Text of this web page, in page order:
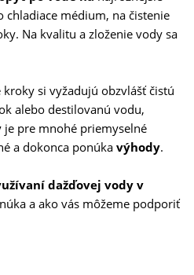
chladiace médium, na čistenie
Na kvalitu a zloženie vody sa
si vyžadujú obzvlášť čistú
alebo destilovanú vodu,
je pre mnohé priemyselné
a dokonca ponúka výhody.
dažďovej vody v
a ako vás môžeme podporiť